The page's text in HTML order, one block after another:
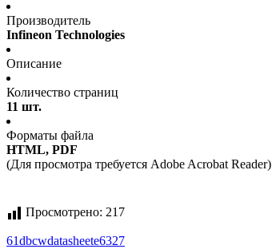
Производитель
Infineon Technologies
Описание
Количество страниц
11 шт.
Форматы файла
HTML, PDF
(Для просмотра требуется Adobe Acrobat Reader)
Просмотрено: 217
61dbcwdatasheete6327